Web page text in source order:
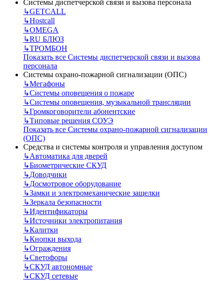
Системы диспетчерской связи и вызова персонала
↳GETCALL
↳Hostcall
↳OMEGA
↳RU БЛЮЗ
↳ТРОМБОН
Показать все Системы диспетчерской связи и вызова
персонала
Системы охрано-пожарной сигнализации (ОПС)
↳Мегафоны
↳Системы оповещения о пожаре
↳Системы оповещения, музыкальной трансляции
↳Громкоговорители абонентские
↳Типовые решения СОУЭ
Показать все Системы охрано-пожарной сигнализации
(ОПС)
Средства и системы контроля и управления доступом
↳Автоматика для дверей
↳Биометрические СКУД
↳Доводчики
↳Досмотровое оборудование
↳Замки и электромеханические защелки
↳Зеркала безопасности
↳Идентификаторы
↳Источники электропитания
↳Калитки
↳Кнопки выхода
↳Ограждения
↳Светофоры
↳СКУД автономные
↳СКУД сетевые